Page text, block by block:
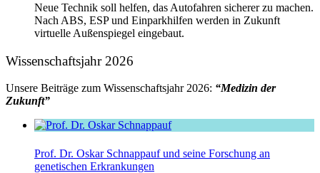
Neue Technik soll helfen, das Autofahren sicherer zu machen.
Nach ABS, ESP und Einparkhilfen werden in Zukunft
virtuelle Außenspiegel eingebaut.
Wissenschaftsjahr 2026
Unsere Beiträge zum Wissenschaftsjahr 2026: “Medizin der
Zukunft”
Prof. Dr. Oskar Schnappauf und seine Forschung an
genetischen Erkrankungen